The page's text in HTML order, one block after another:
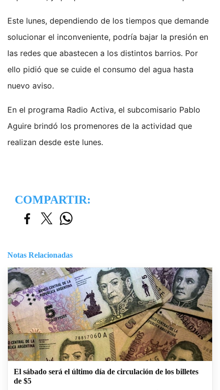
Este lunes, dependiendo de los tiempos que demande
solucionar el inconveniente, podría bajar la presión en
las redes que abastecen a los distintos barrios. Por
ello pidió que se cuide el consumo del agua hasta
nuevo aviso.
En el programa Radio Activa, el subcomisario Pablo
Aguire brindó los promenores de la actividad que
realizan desde este lunes.
COMPARTIR:
Notas Relacionadas
El sábado será el último día de circulación de los billetes
de $5